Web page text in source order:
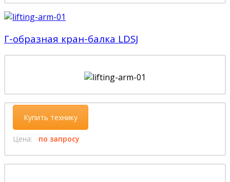
Г-образная кран-балка LDSJ
Купить технику
Цена: по запросу